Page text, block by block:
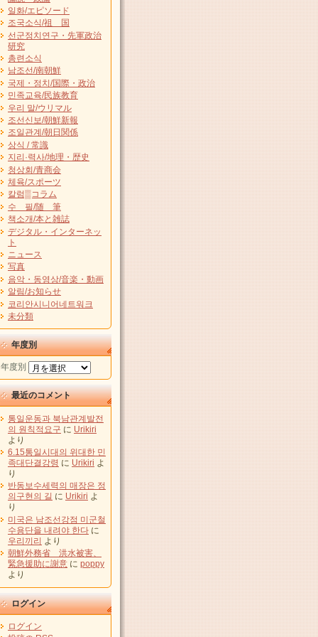
일화/エピソード
조국소식/祖 国
선군정치연구・先軍政治
研究
총련소식
남조선/南朝鮮
국제・정치/国際・政治
민족교육/民族教育
우리 말/ウリマル
조선신보/朝鮮新報
조일관계/朝日関係
상식 / 常識
지리·력사/地理・歴史
청상회/青商会
체육/スポーツ
칼럼▒コラム
수 필/随 筆
책소개/本と雑誌
デジタル・インターネッ
ト
ニュース
写真
음악・동영상/音楽・動画
알림/お知らせ
코리안시니어네트워크
未分類
年度別
年度別
最近のコメント
통일운동과 북남관계발전
의 원칙적요구 に Urikiri
より
6.15통일시대의 위대한 민
족대단결강령 に Urikiri よ
り
반동보수세력의 매장은 정
의구현의 길 に Urikiri よ
り
미국은 남조선강점 미군철
수용단을 내려야 한다 に
우리끼리 より
朝鮮外務省 洪水被害、
緊急援助に謝意 に poppy
より
ログイン
ログイン